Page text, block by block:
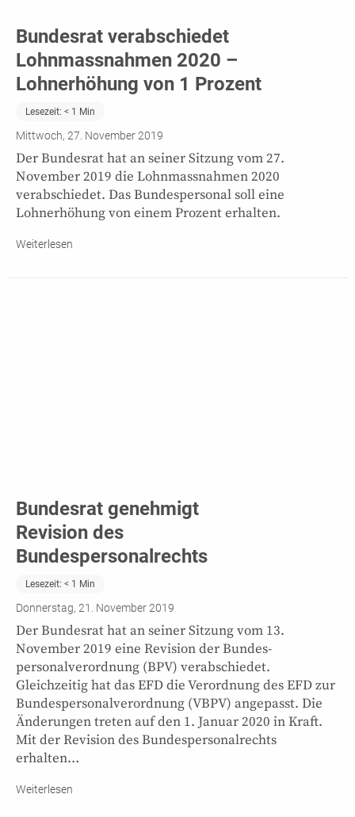
Bundesrat verabschiedet
Lohnmassnahmen 2020 –
Lohnerhöhung von 1 Prozent
Lesezeit: < 1 Min
Mittwoch, 27. November 2019
Der Bundesrat hat an seiner Sitzung vom 27.
November 2019 die Lohnmassnahmen 2020
verabschiedet. Das Bundespersonal soll eine
Lohnerhöhung von einem Prozent erhalten.
Weiterlesen
Bundesrat genehmigt
Revision des
Bundespersonalrechts
Lesezeit: < 1 Min
Donnerstag, 21. November 2019
Der Bundesrat hat an seiner Sitzung vom 13.
November 2019 eine Revision der Bundes­
personalverordnung (BPV) verabschiedet.
Gleichzeitig hat das EFD die Verordnung des EFD zur
Bundespersonalverordnung (VBPV) angepasst. Die
Änderungen treten auf den 1. Januar 2020 in Kraft.
Mit der Revision des Bundespersonalrechts
erhalten…
Weiterlesen